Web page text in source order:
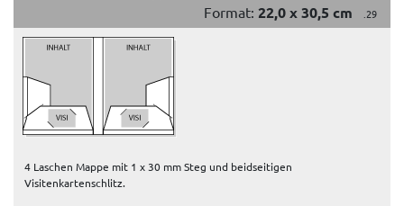
Format: 22,0 x 30,5 cm .29
4 Laschen Mappe mit 1 x 30 mm Steg und beidseitigen
Visitenkartenschlitz.